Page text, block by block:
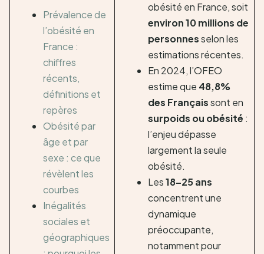
Prévalence de
l’obésité en
France :
chiffres
récents,
définitions et
repères
Obésité par
âge et par
sexe : ce que
révèlent les
courbes
Inégalités
sociales et
géographiques
obésité en France, soit
environ 10 millions de
personnesselon les
estimations récentes.
En 2024, l’OFEO
estime que 48,8%
des Françaissont en
surpoids ou obésité :
l’enjeu dépasse
largement la seule
obésité.
Les18–25 ans
concentrent une
dynamique
préoccupante,
notamment pour